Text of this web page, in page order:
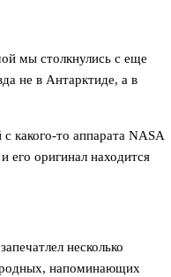
мы столкнулись с еще
не в Антарктиде, а в
какого-то аппарата NASA
его оригинал находится
несколько
напоминающих